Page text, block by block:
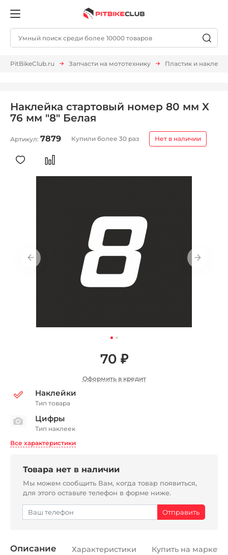
PitBikeClub.ru Запчасти на мототехнику Пластик и
Наклейка стартовый номер 80 мм X
76 мм "8" Белая
Артикул: 7879 Купили более 30 раз Нет в наличии
70 ₽
Оформить в кредит
Наклейки
Тип товара
Цифры
Тип наклеек
Все характеристики
Товара нет в наличии
Мы можем сообщить Вам, когда товар появиться,
для этого оставьте телефон в форме ниже.
Описание Характеристики Купить на